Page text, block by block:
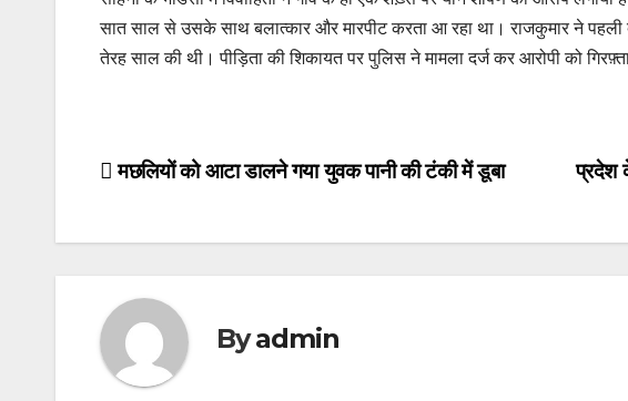
सात साल से उसके साथ बलात्कार और मारपीट करता आ रहा था। राजकुमार ने पहली
तेरह साल की थी। पीड़िता की शिकायत पर पुलिस ने मामला दर्ज कर आरोपी को
Post
प्रदेश
मछलियों को आटा डालने गया युवक पानी की टंकी में डूबा
Byadmin